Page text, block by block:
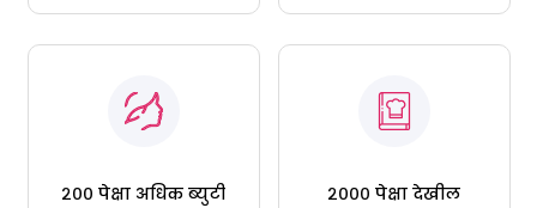
२०० पेक्षा अधिक ब्युटी
२००० पेक्षा देखील